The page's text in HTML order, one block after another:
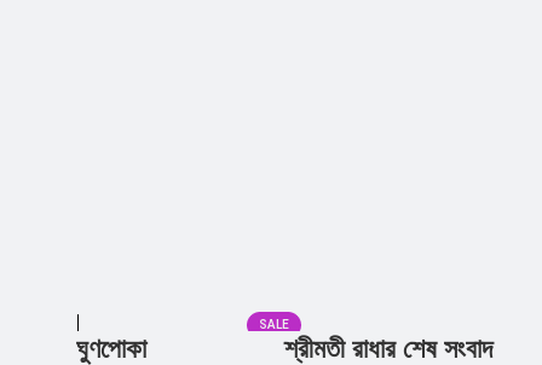
Add to cart
ঘুণপোকা
SALE
শ্রীমতী রাধার শেষ সংবাদ